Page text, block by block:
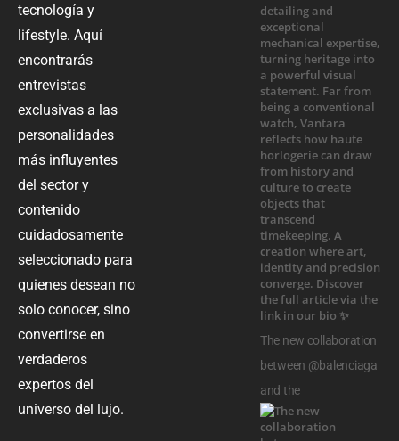
tecnología y
lifestyle. Aquí
encontrarás
entrevistas
exclusivas a las
personalidades
más influyentes
del sector y
contenido
cuidadosamente
seleccionado para
quienes desean no
solo conocer, sino
convertirse en
verdaderos
expertos del
universo del lujo.
The new collaboration
between @balenciaga
and the